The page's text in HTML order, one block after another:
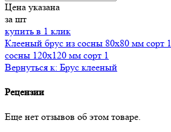
Цена указана
за шт
купить в 1 клик
Клееный брус из сосны 80х80 мм сорт 1
сосны 120х120 мм сорт 1
Вернуться к: Брус клееный
Рецензии
Еще нет отзывов об этом товаре.